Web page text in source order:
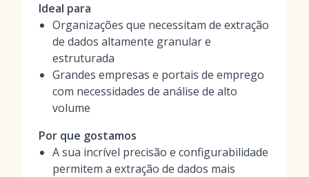
Ideal para
Organizações que necessitam de extração
de dados altamente granular e
estruturada
Grandes empresas e portais de emprego
com necessidades de análise de alto
volume
Por que gostamos
A sua incrível precisão e configurabilidade
permitem a extração de dados mais